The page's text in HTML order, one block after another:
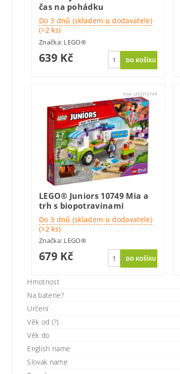
čas na pohádku
Do 3 dnů (skladem u dodavatele)
(>2 ks)
Značka: LEGO®
639 Kč
Kód:LEGO10749
LEGO® Juniors 10749 Mia a
trh s biopotravinami
Do 3 dnů (skladem u dodavatele)
(>2 ks)
Značka: LEGO®
679 Kč
Hmotnost
Na baterie?
Určení
Věk od (?)
Věk do
English name
Slovak name